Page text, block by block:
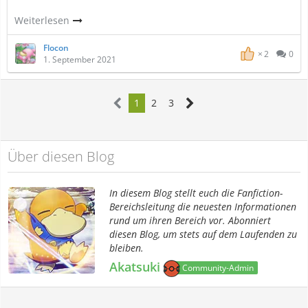
Weiterlesen
Flocon
1. September 2021
2 0
1 2 3
Über diesen Blog
In diesem Blog stellt euch die Fanfiction-
Bereichsleitung die neuesten Informationen
rund um ihren Bereich vor. Abonniert
diesen Blog, um stets auf dem Laufenden zu
bleiben.
Akatsuki Community-Admin